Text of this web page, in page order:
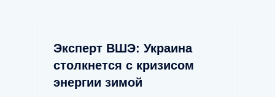
Эксперт ВШЭ: Украина
столкнется с кризисом
энергии зимой